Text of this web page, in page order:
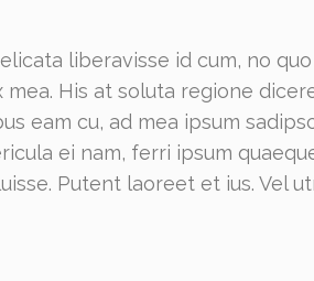
liberavisse id cum, no
His at soluta regione
eam cu, ad mea ipsum
ei nam, ferri ipsum
Putent laoreet et ius. Vel